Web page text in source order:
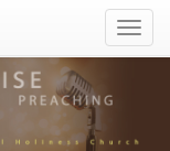
Toggle